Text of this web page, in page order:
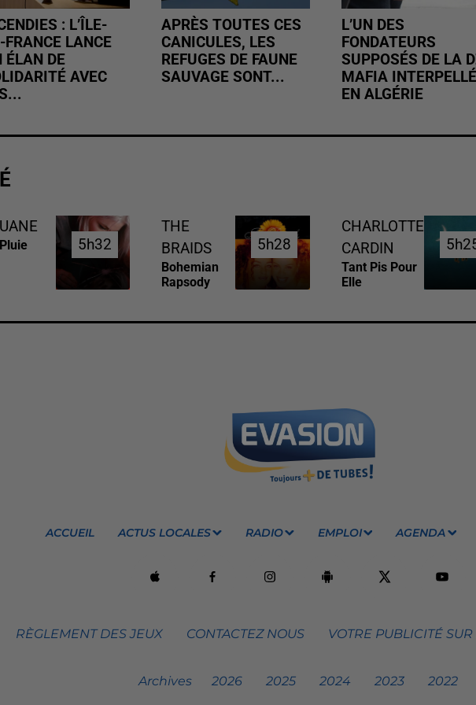
: L’ÎLE-
FRANCE LANCE
ÉLAN DE
AVEC
APRÈS TOUTES CES
CANICULES, LES
REFUGES DE FAUNE
SAUVAGE SONT...
L’UN DES
FONDATEURS
SUPPOSÉS DE LA
MAFIA INTERPELLÉ
EN ALGÉRIE
5h32
5h32
THE
BRAIDS
Bohemian
Rapsody
5h28
5h28
CHARLOTTE
CARDIN
Tant Pis Pour
Elle
ACCUEIL ACTUS LOCALES RADIO EMPLOI AGENDA
RÈGLEMENT DES JEUX CONTACTEZ NOUS VOTRE PUBLICITÉ
Archives 2026 2025 2024 2023 2022